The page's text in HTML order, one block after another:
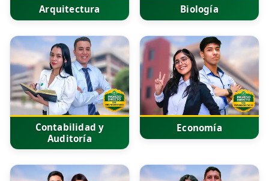
Arquitectura Biología
Contabilidad y
Auditoría
Economía